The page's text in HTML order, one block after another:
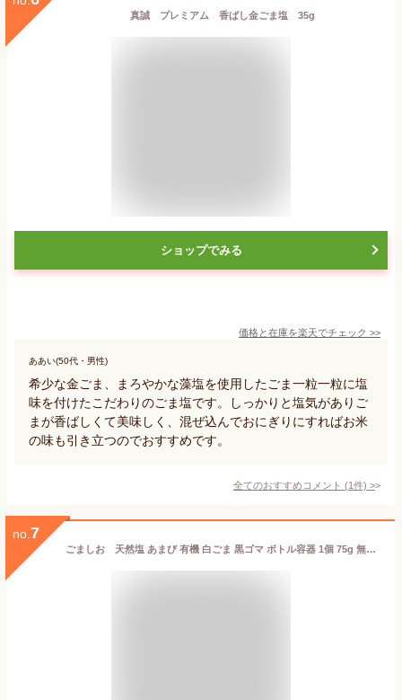
真誠 プレミアム 香ばし金ごま塩 35g
ショップでみる
価格と在庫を楽天でチェック >>
ああい(50代・男性)
希少な金ごま、まろやかな藻塩を使用したごま一粒一粒に塩
味を付けたこだわりのごま塩です。しっかりと塩気がありご
まが香ばしくて美味しく、混ぜ込んでおにぎりにすればお米
の味も引き立つのでおすすめです。
全てのおすすめコメント (1件) >
no. 7
ごましお 天然塩 あまび 有機 白ごま 黒ゴマ ボトル容器 1個 75g 無添加 生活習慣と戦う店ササヤ yyc